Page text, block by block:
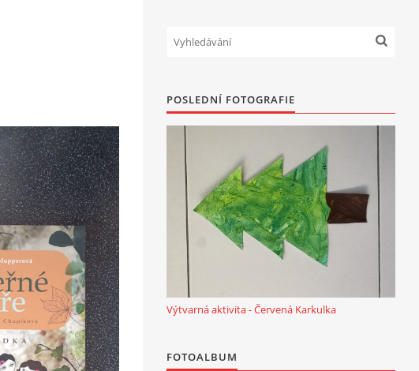
POSLEDNÍ FOTOGRAFIE
Výtvarná aktivita - Červená Karkulka
FOTOALBUM